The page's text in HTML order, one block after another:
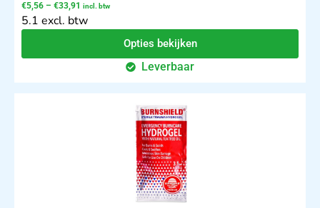
€5,56 – €33,91 incl. btw
5.1 excl. btw
Opties bekijken
Leverbaar